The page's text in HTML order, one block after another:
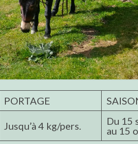
PORTAGE
Jusqu’à 4 kg/pers.
Du 15
au 15